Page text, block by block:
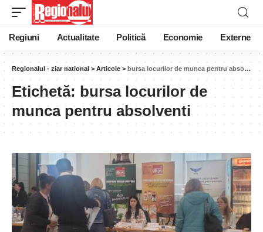
Regiuni Actualitate Politică Economie Externe
Regionalul - ziar national > Articole > bursa locurilor de munca pentru absolventi
Etichetă: bursa locurilor de
munca pentru absolventi